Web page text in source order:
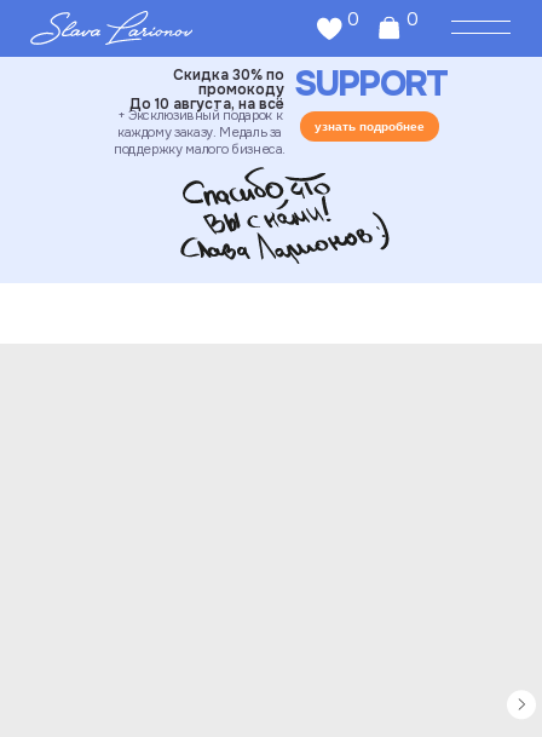
0
+ Эксклюзивный подарок к
каждому заказу. Медаль за
поддержку малого бизнеса.
Скидка 30% по
промокоду
До 10 августа, на всё
узнать подробнее
SUPPORT